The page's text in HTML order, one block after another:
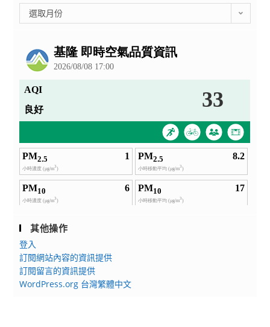
整
選取月份
其他操作
登入
訂閱網站內容的資訊提供
訂閱留言的資訊提供
WordPress.org 台灣繁體中文